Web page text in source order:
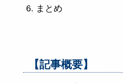
まとめ
【記事概要】